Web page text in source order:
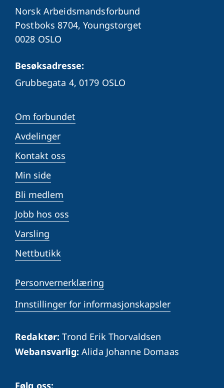
Norsk Arbeidsmandsforbund
Postboks 8704, Youngstorget
0028 OSLO
Besøksadresse:
Grubbegata 4,0179 OSLO
Om forbundet
Avdelinger
Kontakt oss
Min side
Bli medlem
Jobb hos oss
Varsling
Nettbutikk
Personvernerklæring
Innstillinger for informasjonskapsler
Redaktør: Trond Erik Thorvaldsen
Webansvarlig: Alida Johanne Domaas